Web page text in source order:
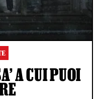
A CUI PUOI